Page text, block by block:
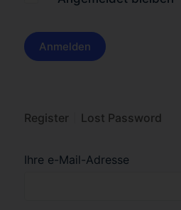
Register Lost Password
Ihre e-Mail-Adresse